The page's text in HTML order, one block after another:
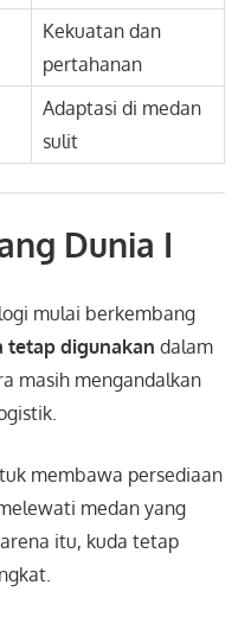
Kekuatan dan
pertahanan
Adaptasi di medan
sulit
Dunia I
mulai berkembang
tetap digunakan dalam
masih mengandalkan
membawa persediaan
medan yang
itu, kuda tetap